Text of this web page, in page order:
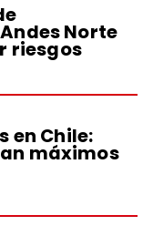
Norte
riesgos
en Chile:
máximos